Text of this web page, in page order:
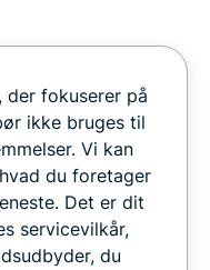
der fokuserer på
ikke bruges til
Vi kan
du foretager
Det er dit
servicevilkår,
du